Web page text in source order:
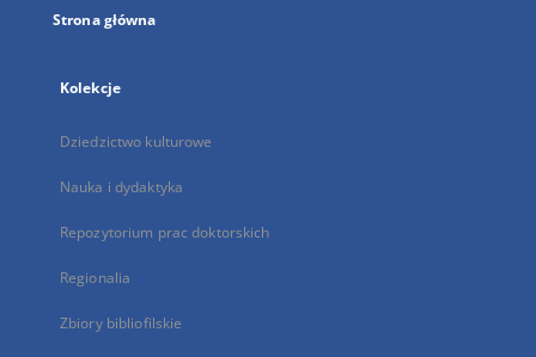
Strona główna
Kolekcje
Dziedzictwo kulturowe
Nauka i dydaktyka
Repozytorium prac doktorskich
Regionalia
Zbiory bibliofilskie